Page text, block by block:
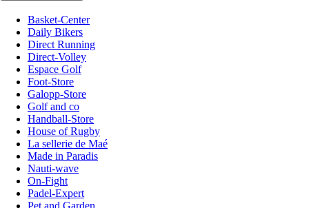
Basket-Center
Daily Bikers
Direct Running
Direct-Volley
Espace Golf
Foot-Store
Galopp-Store
Golf and co
Handball-Store
House of Rugby
La sellerie de Maé
Made in Paradis
Nauti-wave
On-Fight
Padel-Expert
Pet and Garden